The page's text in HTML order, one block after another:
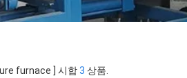
furnace ] 시합3 상품.